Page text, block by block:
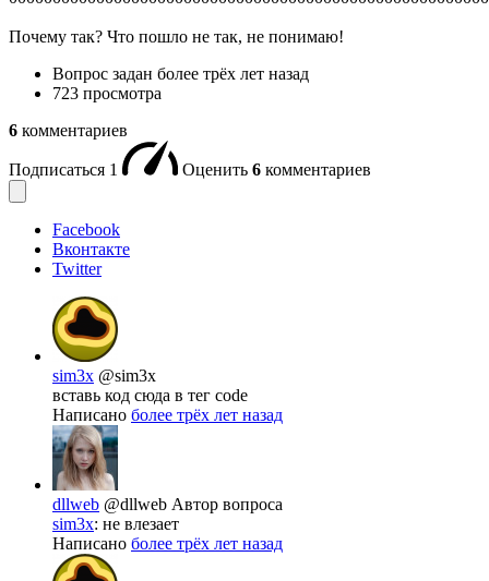
Почему так? Что пошло не так, не понимаю!
Вопрос задан более трёх лет назад
723 просмотра
6 комментариев
Подписаться 1 Оценить 6 комментариев
Facebook
Вконтакте
Twitter
sim3x @sim3x
вставь код сюда в тег code
Написано более трёх лет назад
dllweb @dllweb Автор вопроса
sim3x: не влезает
Написано более трёх лет назад